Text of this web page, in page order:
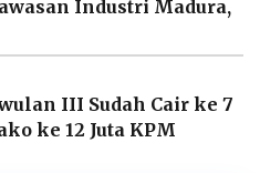
Industri Madura,
III Sudah Cair ke 7
ke 12 Juta KPM